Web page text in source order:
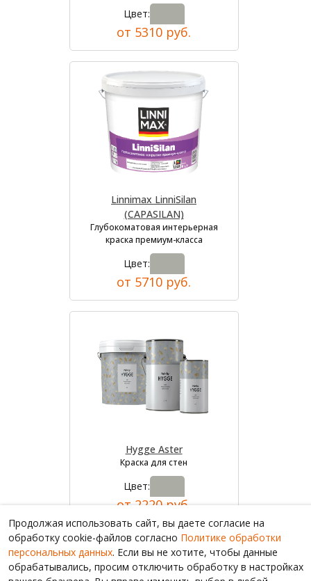
Цвет:
от 5310 руб.
Linnimax LinniSilan
(CAPASILAN)
Глубокоматовая интерьерная
краска премиум-класса
Цвет:
от 5710 руб.
Hygge Aster
Краска для стен
Цвет:
от 2220 руб.
Продолжая использовать сайт, вы даете согласие на
обработку cookie-файлов согласно Политике обработки
персональных данных. Если вы не хотите, чтобы данные
обрабатывались, просим отключить обработку в настройках